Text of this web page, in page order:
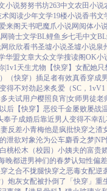
小说努努书坊263中文农田小说
术阅读少年文学19楼小说香书文
来阁 天书吧魔爪小说网 阅体小
骑士文学BL鲤鱼乡七毛中文
欣欣看书圣墟小说圣墟小说泉
华盟文章大众文学搜读阁OK小
|1v1天生尤物【快穿】 女配她只
（快穿）插足者有效真香穿成
得不对劲起来炙爱（SC，1vV1
夫试用户樱照良宵|女师男徒老
后【快穿】 恶役千金屡败屡战
奉子成婚后靠近男人变得不幸乱
反差小青梅他是疯批快穿之渣
泄欲对象沦为公车麝香之梦|NP
白桃松木（校园） 小姨夫的富贵
晚都进男神们的春梦认知性偏差
之合不拢腿快穿之恶毒女配逆
炮灰女配被扑倒了「快穿」 重